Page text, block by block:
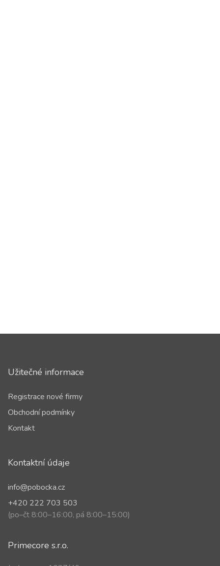
Užitečné informace
Registrace nové firmy
Obchodní podmínky
Kontakt
Kontaktní údaje
info@pobocka.cz
+420 222 703 503
(po–čt 8:00–16:00, pá 8:00–15:00)
Primecore s.r.o.